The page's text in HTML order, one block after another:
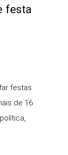
festa
festas
de 16